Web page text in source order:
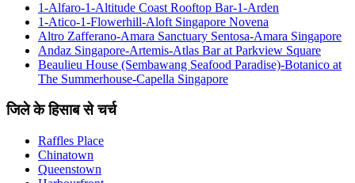
1-Alfaro-1-Altitude Coast Rooftop Bar-1-Arden
1-Atico-1-Flowerhill-Aloft Singapore Novena
Altro Zafferano-Amara Sanctuary Sentosa-Amara Singapore
Andaz Singapore-Artemis-Atlas Bar at Parkview Square
Beaulieu House (Sembawang Seafood Paradise)-Botanico at
The Summerhouse-Capella Singapore
जिले के हिसाब से चर्च
Raffles Place
Chinatown
Queenstown